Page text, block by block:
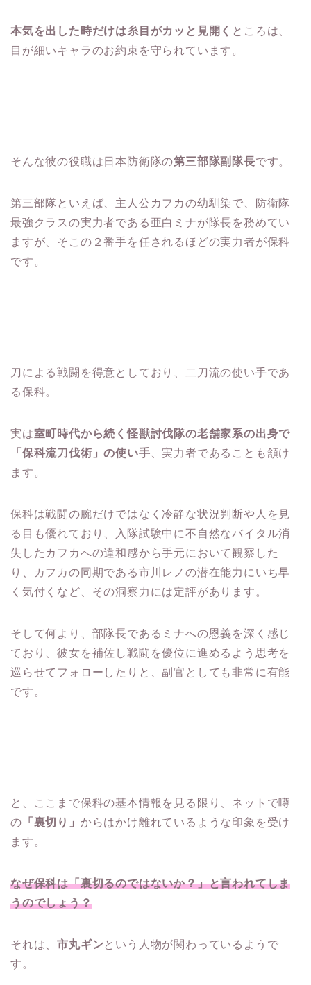
本気を出した時だけは糸目がカッと見開く ところは、
目が細いキャラのお約束を守られています。
そんな彼の役職は日本防衛隊の第三部隊副隊長です。
第三部隊といえば、主人公カフカの幼馴染で、防衛隊
最強クラスの実力者である亜白ミナが隊長を務めてい
ますが、そこの２番手を任されるほどの実力者が保科
です。
刀による戦闘を得意としており、二刀流の使い手であ
る保科。
実は室町時代から続く怪獣討伐隊の老舗家系の出身で
「保科流刀伐術」の使い手 、実力者であることも頷け
ます。
保科は戦闘の腕だけではなく冷静な状況判断や人を見
る目も優れており、入隊試験中に不自然なバイタル消
失したカフカへの違和感から手元において観察した
り、カフカの同期である市川レノの潜在能力にいち早
く気付くなど、その洞察力には定評があります。
そして何より、部隊長であるミナへの恩義を深く感じ
ており、彼女を補佐し戦闘を優位に進めるよう思考を
巡らせてフォローしたりと、副官としても非常に有能
です。
と、ここまで保科の基本情報を見る限り、ネットで噂
の 「裏切り」 からはかけ離れているような印象を受け
ます。
なぜ保科は「裏切るのではないか？」と言われてしま
うのでしょう？
それは、市丸ギン という人物が関わっているようで
す。